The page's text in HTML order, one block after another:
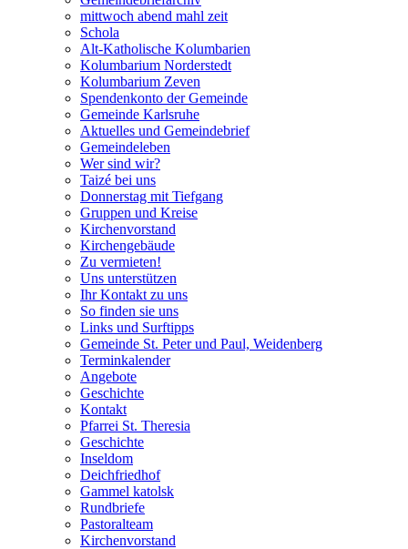
mittwoch abend mahl zeit
Schola
Alt-Katholische Kolumbarien
Kolumbarium Norderstedt
Kolumbarium Zeven
Spendenkonto der Gemeinde
Gemeinde Karlsruhe
Aktuelles und Gemeindebrief
Gemeindeleben
Wer sind wir?
Taizé bei uns
Donnerstag mit Tiefgang
Gruppen und Kreise
Kirchenvorstand
Kirchengebäude
Zu vermieten!
Uns unterstützen
Ihr Kontakt zu uns
So finden sie uns
Links und Surftipps
Gemeinde St. Peter und Paul, Weidenberg
Terminkalender
Angebote
Geschichte
Kontakt
Pfarrei St. Theresia
Geschichte
Inseldom
Deichfriedhof
Gammel katolsk
Rundbriefe
Pastoralteam
Kirchenvorstand